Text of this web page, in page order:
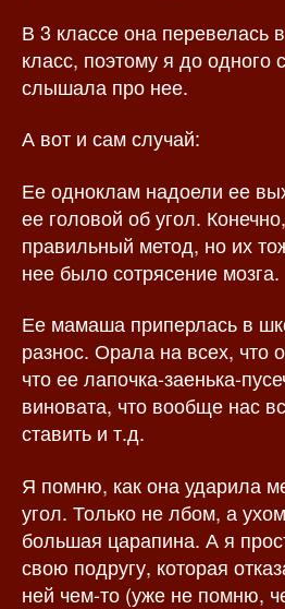
В 3 классе она перевелась
класс, поэтому я до одного
слышала про нее.
А вот и сам случай:
Ее одноклам надоели ее
ее головой об угол.
правильный метод, но их
нее было сотрясение мозга.
Ее мамаша приперлась в
разнос. Орала на всех, что
что ее лапочка-заенька-
виновата, что вообще нас
ставить и т.д.
Я помню, как она ударила
угол. Только не лбом, а
большая царапина. А я
свою подругу, которая
ней чем-то (уже не помню,